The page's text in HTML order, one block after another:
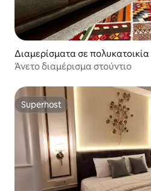
Διαμερίσματα σε
ecamatan Ngaglik
Άνετο διαμέρισμα στούντιο
Superhost
Superhost